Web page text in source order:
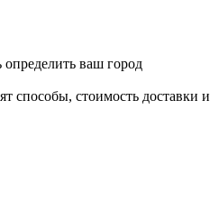
ваш город
способы, стоимость доставки и